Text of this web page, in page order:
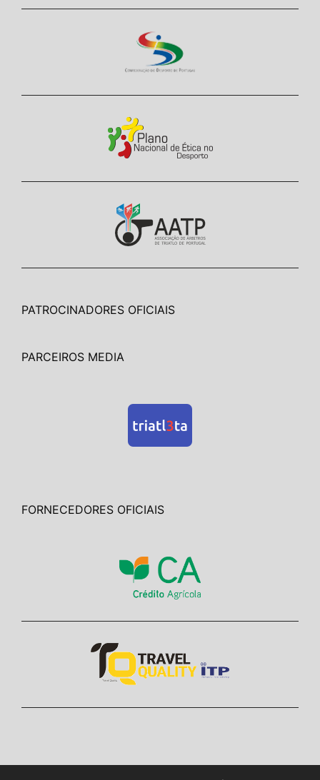
PATROCINADORES OFICIAIS
PARCEIROS MEDIA
FORNECEDORES OFICIAIS